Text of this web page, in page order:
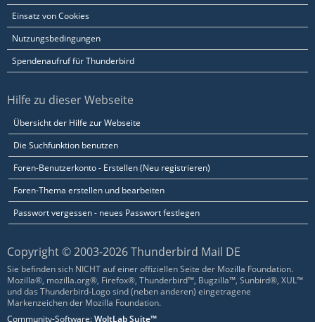
Einsatz von Cookies
Nutzungsbedingungen
Spendenaufruf für Thunderbird
Hilfe zu dieser Webseite
Übersicht der Hilfe zur Webseite
Die Suchfunktion benutzen
Foren-Benutzerkonto - Erstellen (Neu registrieren)
Foren-Thema erstellen und bearbeiten
Passwort vergessen - neues Passwort festlegen
Copyright © 2003-2026 Thunderbird Mail DE
Sie befinden sich NICHT auf einer offiziellen Seite der Mozilla Foundation.
Mozilla®, mozilla.org®, Firefox®, Thunderbird™, Bugzilla™, Sunbird®, XUL™
und das Thunderbird-Logo sind (neben anderen) eingetragene
Markenzeichen der Mozilla Foundation.
Community-Software:WoltLab Suite™